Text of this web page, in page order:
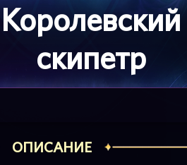
Королевский
скипетр
ОПИСАНИЕ